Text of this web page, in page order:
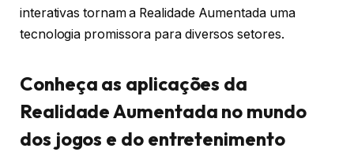
interativas tornam a Realidade Aumentada uma
tecnologia promissora para diversos setores.
Conheça as aplicações da
Realidade Aumentada no mundo
dos jogos e do entretenimento